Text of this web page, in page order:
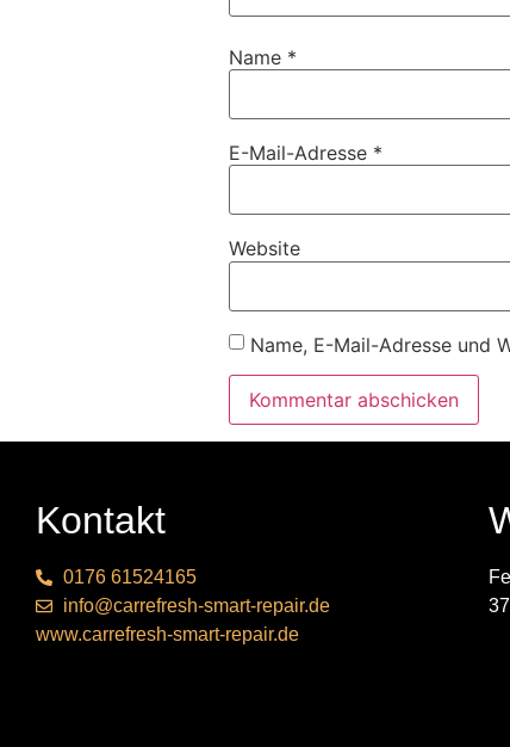
Name *
E-Mail-Adresse *
Website
Name, E-Mail-Adresse und
Kontakt
0176 61524165
info@carrefresh-smart-repair.de
www.carrefresh-smart-repair.de